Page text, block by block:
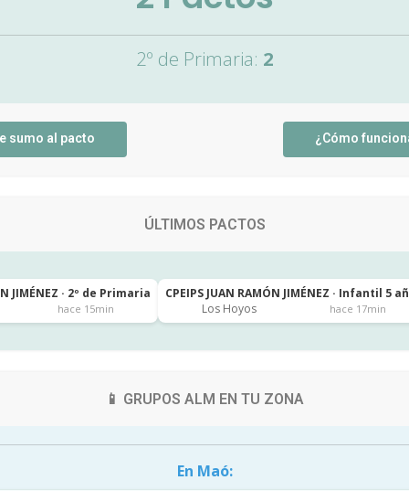
2º de Primaria: 2
sumo al pacto ¿Cómo
ÚLTIMOS PACTOS
JIMÉNEZ · 2º de Primaria
hace 15min
CPEIPS JUAN RAMÓN JIMÉNEZ · Infantil 5
Los Hoyos
hace 17min
📱 GRUPOS ALM EN TU ZONA
En Maó: